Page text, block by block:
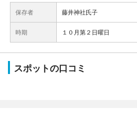
保存者 藤井神社氏子
時期 １０月第２日曜日
スポットの口コミ